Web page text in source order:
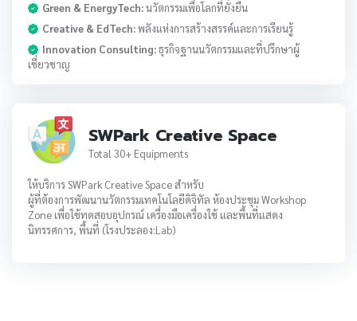
Green & EnergyTech:นวัตกรรมเพื่อโลกที่ยั่งยืน
Creative & EdTech:พลังแห่งการสร้างสรรค์และการเรียนรู้
Innovation Consulting:ธุรกิจฐานนวัตกรรมและที่ปรึกษาผู้
เชี่ยวชาญ
SWPark Creative Space
Total 30+ Equipments
ให้บริการ SWPark Creative Space สำหรับ
ผู้ที่ต้องการพัฒนานวัตกรรมเทคโนโลยีดิจิทัล ห้องประชุม Workshop
Zone เพื่อใช้ทดสอบอุปกรณ์ เครื่องมือเครื่องใช้ และพื้นที่แสดง
นิทรรศการ, พื้นที่ (โรงประลอง:Lab)